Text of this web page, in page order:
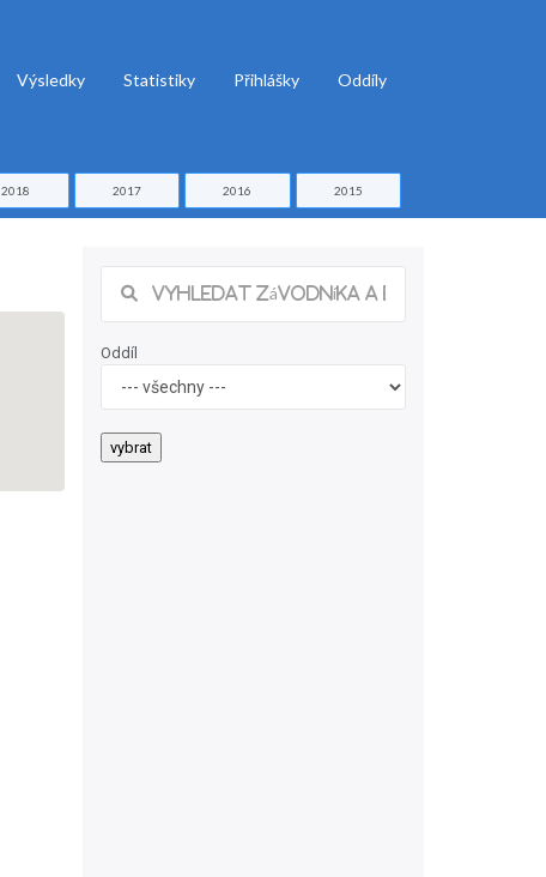
Výsledky Statistiky Přihlášky Oddíly
2018 2017 2016 2015
Oddíl